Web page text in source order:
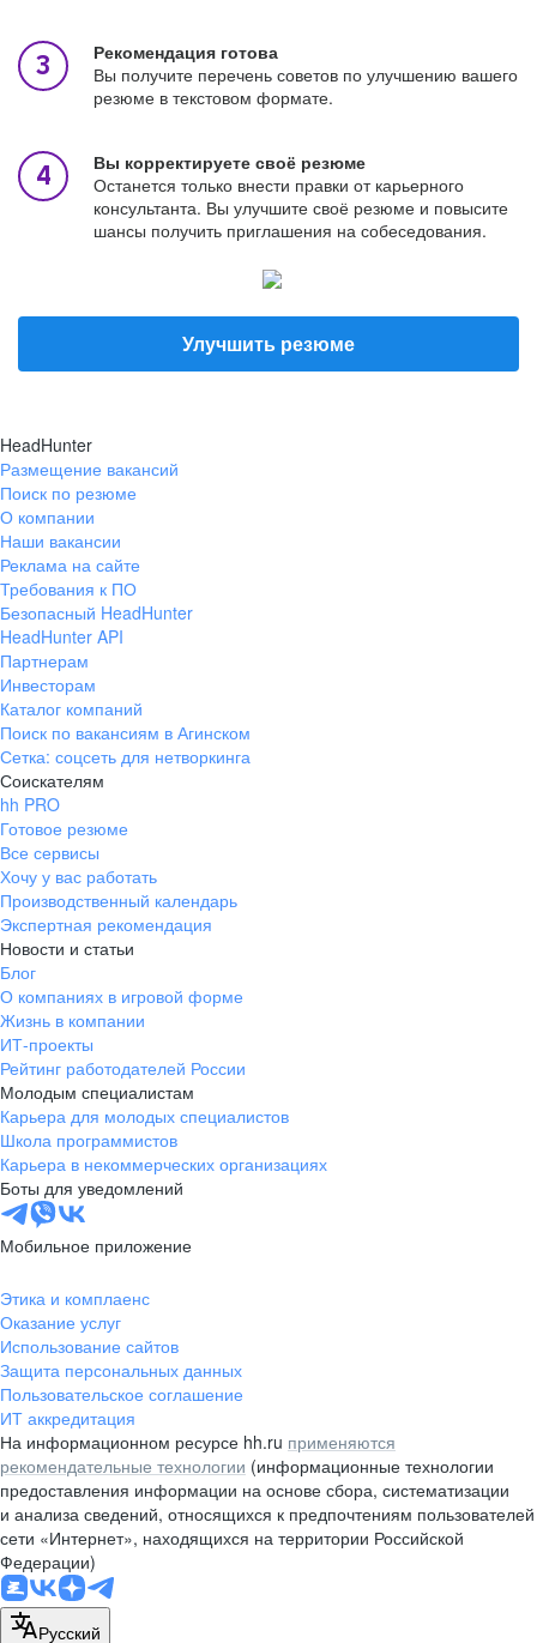
Рекомендация готова
Вы получите перечень советов по улучшению вашего
резюме в текстовом формате.
Вы корректируете своё резюме
Останется только внести правки от карьерного
консультанта. Вы улучшите своё резюме и повысите
шансы получить приглашения на собеседования.
Улучшить резюме
HeadHunter
Размещение вакансий
Поиск по резюме
О компании
Наши вакансии
Реклама на сайте
Требования к ПО
Безопасный HeadHunter
HeadHunter API
Партнерам
Инвесторам
Каталог компаний
Поиск по вакансиям в Агинском
Сетка: соцсеть для нетворкинга
Соискателям
hh PRO
Готовое резюме
Все сервисы
Хочу у вас работать
Производственный календарь
Экспертная рекомендация
Новости и статьи
Блог
О компаниях в игровой форме
Жизнь в компании
ИТ-проекты
Рейтинг работодателей России
Молодым специалистам
Карьера для молодых специалистов
Школа программистов
Карьера в некоммерческих организациях
Боты для уведомлений
Мобильное приложение
Этика и комплаенс
Оказание услуг
Использование сайтов
Защита персональных данных
Пользовательское соглашение
ИТ аккредитация
На информационном ресурсе hh.ru применяются
рекомендательные технологии (информационные технологии
предоставления информации на основе сбора, систематизации
и анализа сведений, относящихся к предпочтениям пользователей
сети «Интернет», находящихся на территории Российской
Федерации)
Русский